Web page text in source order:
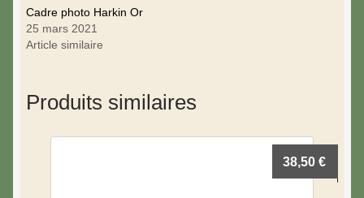
Cadre photo Harkin Or
25 mars 2021
Article similaire
Produits similaires
38,50€